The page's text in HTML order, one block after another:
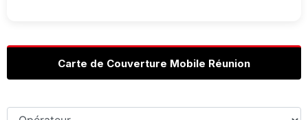
Carte de Couverture Mobile Réunion